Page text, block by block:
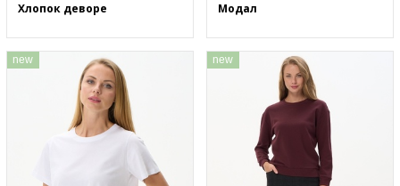
Хлопок деворе Модал
new new